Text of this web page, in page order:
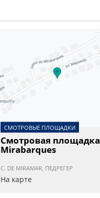
СМОТРОВЫЕ ПЛОЩАДКИ
Смотровая площадка
Mirabarques
C. DE MIRAMAR, ПЕДРЕГЕР
На карте